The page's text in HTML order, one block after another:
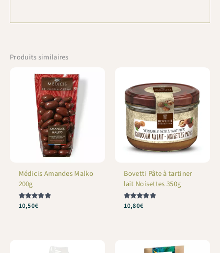
Produits similaires
Médicis Amandes Malko
200g
Note
10,50€
Bovetti Pâte à tartiner
lait Noisettes 350g
Note
10,80€